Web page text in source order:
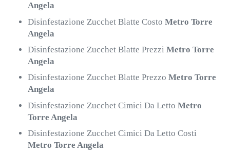
Angela
Disinfestazione Zucchet Blatte CostoMetro Torre
Angela
Disinfestazione Zucchet Blatte PrezziMetro Torre
Angela
Disinfestazione Zucchet Blatte PrezzoMetro Torre
Angela
Disinfestazione Zucchet Cimici Da LettoMetro
Torre Angela
Disinfestazione Zucchet Cimici Da Letto Costi
Metro Torre Angela